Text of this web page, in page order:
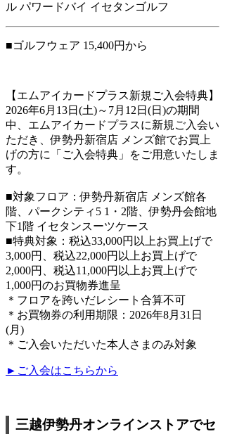
ル パワードバイ イセタンゴルフ
■ゴルフウェア 15,400円から
【エムアイカードプラス新規ご入会特典】
2026年6月13日(土)～7月12日(日)の期間
中、エムアイカードプラスに新規ご入会い
ただき、伊勢丹新宿店 メンズ館でお買上
げの方に「ご入会特典」をご用意いたしま
す。
■対象フロア：伊勢丹新宿店 メンズ館各
階、パークシティ5 1・2階、伊勢丹会館地
下1階 イセタンスーツケース
■特典対象：税込33,000円以上お買上げで
3,000円、税込22,000円以上お買上げで
2,000円、税込11,000円以上お買上げで
1,000円のお買物券進呈
＊フロアを跨いだレシート合算不可
＊お買物券の利用期限：2026年8月31日
(月)
＊ご入会いただいた本人さまのみ対象
►ご入会はこちらから
三越伊勢丹オンラインストアでセ